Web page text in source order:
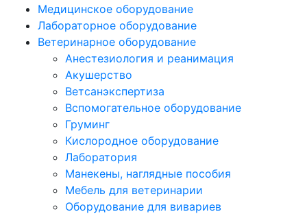
Медицинское оборудование
Лабораторное оборудование
Ветеринарное оборудование
Анестезиология и реанимация
Акушерство
Ветсанэкспертиза
Вспомогательное оборудование
Груминг
Кислородное оборудование
Лаборатория
Манекены, наглядные пособия
Мебель для ветеринарии
Оборудование для вивариев